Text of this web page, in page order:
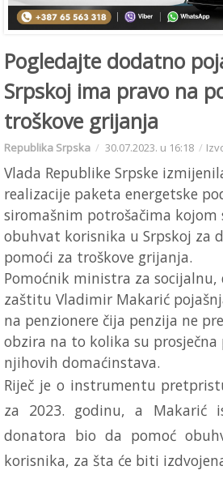
Pogledajte dodatno
Srpskoj ima pravo na
troškove grijanja
Republika Srpska 30.07.2023. u 16:18
Vlada Republike Srpske
realizacije paketa energetske
siromašnim potrošačima kojom
obuhvat korisnika u Srpskoj za
pomoći za troškove grijanja.
Pomoćnik ministra za
zaštitu Vladimir Makarić
na penzionere čija penzija ne
obzira na to kolika su
njihovih domaćinstava.
Riječ je o instrumentu
za 2023. godinu, a Makarić
donatora bio da pomoć
korisnika, za šta će biti